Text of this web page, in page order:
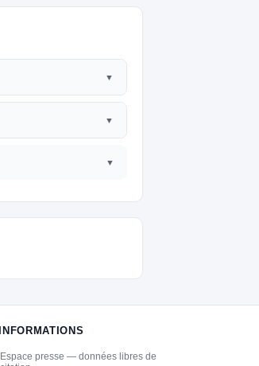
INFORMATIONS
Espace presse — données libres de